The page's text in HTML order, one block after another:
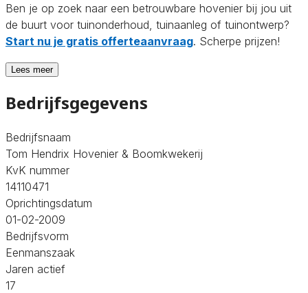
Ben je op zoek naar een betrouwbare hovenier bij jou uit
de buurt voor tuinonderhoud, tuinaanleg of tuinontwerp?
Start nu je gratis offerteaanvraag. Scherpe prijzen!
Lees meer
Bedrijfsgegevens
Bedrijfsnaam
Tom Hendrix Hovenier & Boomkwekerij
KvK nummer
14110471
Oprichtingsdatum
01-02-2009
Bedrijfsvorm
Eenmanszaak
Jaren actief
17